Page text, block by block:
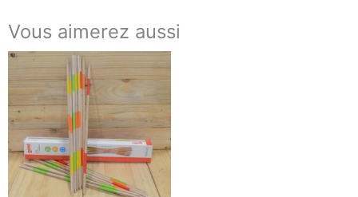
Vous aimerez aussi